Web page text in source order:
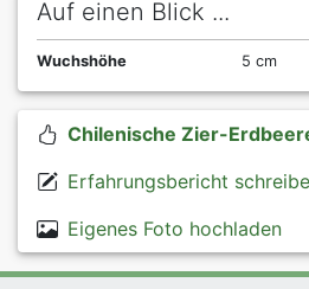
Auf einen Blick ...
Wuchshöhe 5 cm
Chilenische Zier-
Erfahrungsbericht
Eigenes Foto hochladen